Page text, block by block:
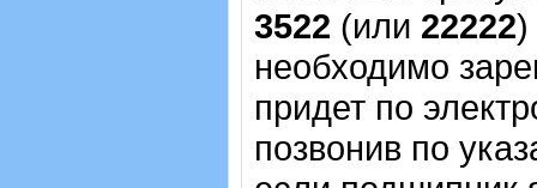
3522 (или 22222)
необходимо
придет по
позвонив по